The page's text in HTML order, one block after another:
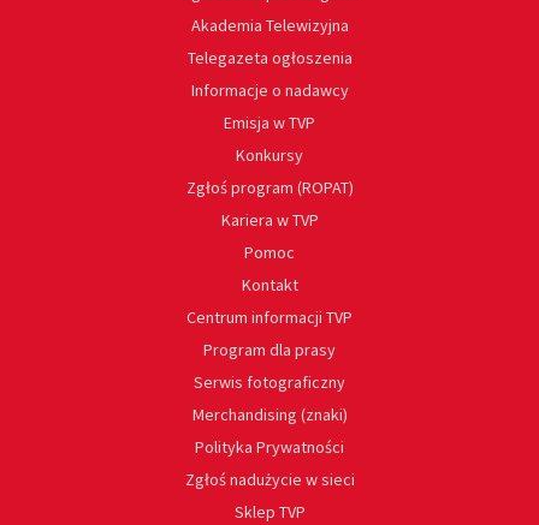
Akademia Telewizyjna
Telegazeta ogłoszenia
Informacje o nadawcy
Emisja w TVP
Konkursy
Zgłoś program (ROPAT)
Kariera w TVP
Pomoc
Kontakt
Centrum informacji TVP
Program dla prasy
Serwis fotograficzny
Merchandising (znaki)
Polityka Prywatności
Zgłoś nadużycie w sieci
Sklep TVP